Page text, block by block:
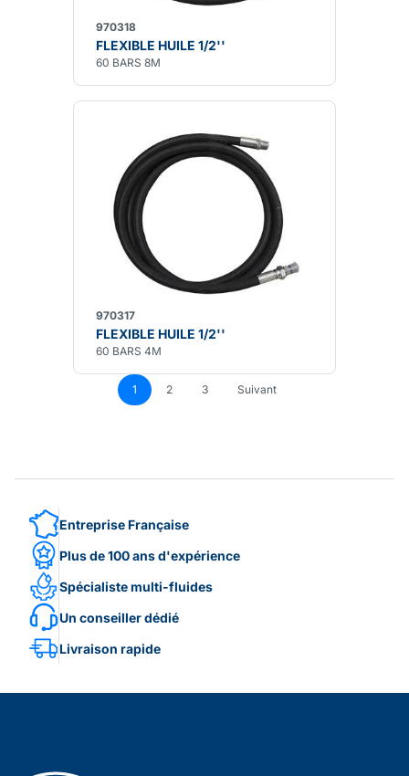
970318
FLEXIBLE HUILE 1/2''
60 BARS 8M
970317
FLEXIBLE HUILE 1/2''
60 BARS 4M
1 2 3 Suivant
Entreprise Française
Plus de 100 ans d'expérience
Spécialiste multi-fluides
Un conseiller dédié
Livraison rapide